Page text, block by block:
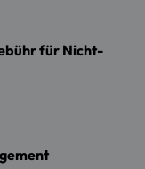
für Nicht-